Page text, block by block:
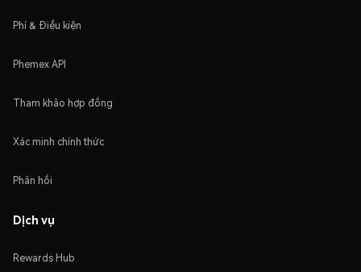
Phí & Điều kiện
Phemex API
Tham khảo hợp đồng
Xác minh chính thức
Phản hồi
Dịch vụ
Rewards Hub